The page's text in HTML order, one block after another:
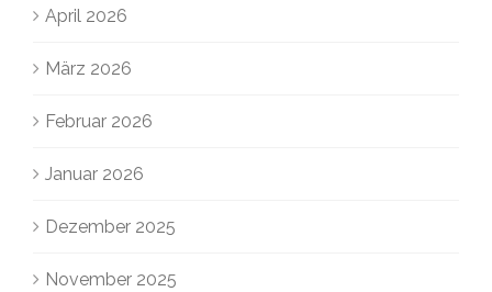
April 2026
März 2026
Februar 2026
Januar 2026
Dezember 2025
November 2025